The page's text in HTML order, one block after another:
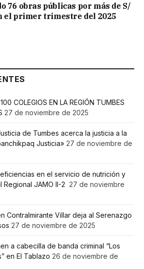
76 obras públicas por más de S/
el primer trimestre del 2025
COLEGIOS EN LA REGIÓN TUMBES
27 de noviembre de 2025
de Tumbes acerca la justicia a la
Justicia» 27 de noviembre de
en el servicio de nutrición y
JAMO II-2 27 de noviembre
Contralmirante Villar deja al Serenazgo
27 de noviembre de 2025
a cabecilla de banda criminal “Los
en El Tablazo 26 de noviembre de